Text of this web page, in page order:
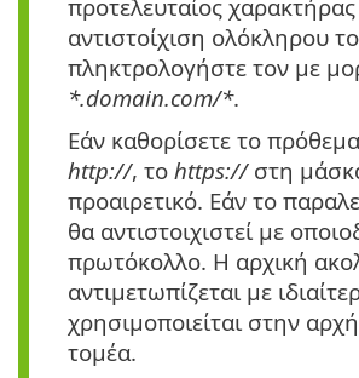
προτελευταίος χαρακτήρας
αντιστοίχιση ολόκληρου
πληκτρολογήστε τον με
*.domain.com/*.
Εάν καθορίσετε το
http://, το https://στη
προαιρετικό. Εάν το
θα αντιστοιχιστεί με
πρωτόκολλο. Η αρχική
αντιμετωπίζεται με
χρησιμοποιείται στην
τομέα.